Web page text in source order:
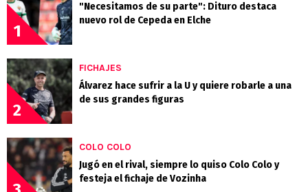
1
"Necesitamos de su parte": Dituro destaca
nuevo rol de Cepeda en Elche
2
FICHAJES
Álvarez hace sufrir a la U y quiere robarle a una
de sus grandes figuras
COLO COLO
Jugó en el rival, siempre lo quiso Colo Colo y
festeja el fichaje de Vozinha